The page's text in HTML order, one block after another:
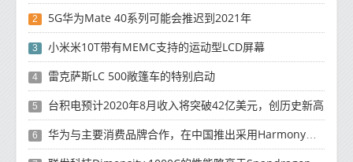
2 5G华为Mate 40系列可能会推迟到2021年
3 小米米10T带有MEMC支持的运动型LCD屏幕
4 雷克萨斯LC 500敞篷车的特别启动
5 台积电预计2020年8月收入将突破42亿美元，创历史新高
6 华为与主要消费品牌合作，在中国推出采用HarmonyOS 2.0的智能家居产品